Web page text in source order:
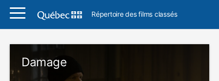
Répertoire des films classés
Damage